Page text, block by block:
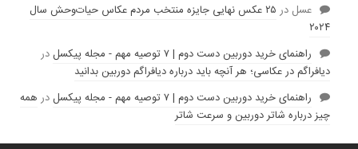
عسل در
۲۵ عکس نهایی جایزه منتخب مردم عکاس حیات‌وحش سال
۲۰۲۴
راهنمای خرید دوربین دست دوم | ۷ توصیه مهم - مجله پیکسل
در
دیافراگم در عکاسی؛ هر آنچه باید درباره دیافراگم دوربین بدانید
راهنمای خرید دوربین دست دوم | ۷ توصیه مهم - مجله پیکسل
در همه
چیز درباره شاتر دوربین و سرعت شاتر